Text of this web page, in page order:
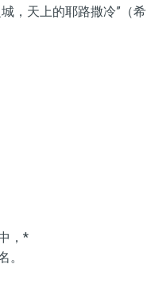
，天上的耶路撒冷”（希
，*
。